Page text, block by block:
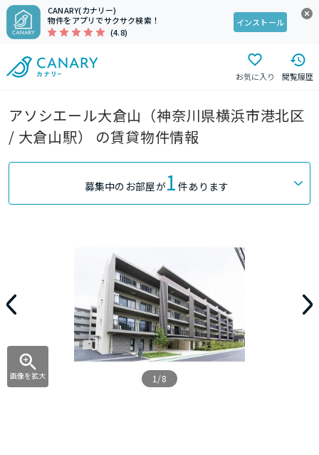
CANARY(カナリー)
物件をアプリでサクサク検索！
(4.8)
インストール
お気に入り 閲覧履歴
アソシエール大倉山（神奈川県横浜市港北区
/ 大倉山駅） の賃貸物件情報
募集中のお部屋が1 件あります
画像を拡大 1/8